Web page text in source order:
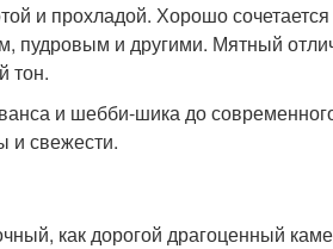
и прохладой. Хорошо
и другими. Мятный
тон.
и шебби-шика до
и свежести.
как дорогой драгоценный